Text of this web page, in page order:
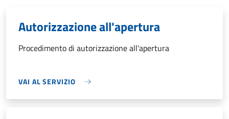
Autorizzazione all'apertura
Procedimento di autorizzazione all'apertura
VAI AL SERVIZIO